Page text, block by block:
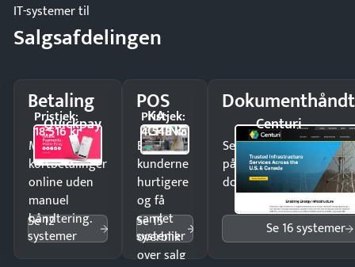
IT-systemer til
Salgsafdelingen
Betaling
Quickpay
Pristjek:
18.516 kr
Modtag
kortbetalinger
online uden
manuel
håndtering.
Se 12
systemer
POS
KA-
CHING
Pristjek:
4.548 kr
Ekspedér
kunderne
hurtigere
og få
samlet
overblik
over salg
Se 15
systemer
Centuri
Send kontrakter til
på minutter og mist
dokumenter.
Se 16 systemer